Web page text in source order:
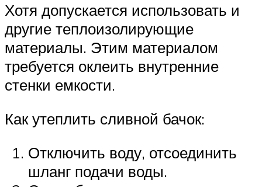
Хотя допускается использовать и
другие теплоизолирующие
материалы. Этим материалом
требуется оклеить внутренние
стенки емкости.
Как утеплить сливной бачок:
Отключить воду, отсоединить
шланг подачи воды.